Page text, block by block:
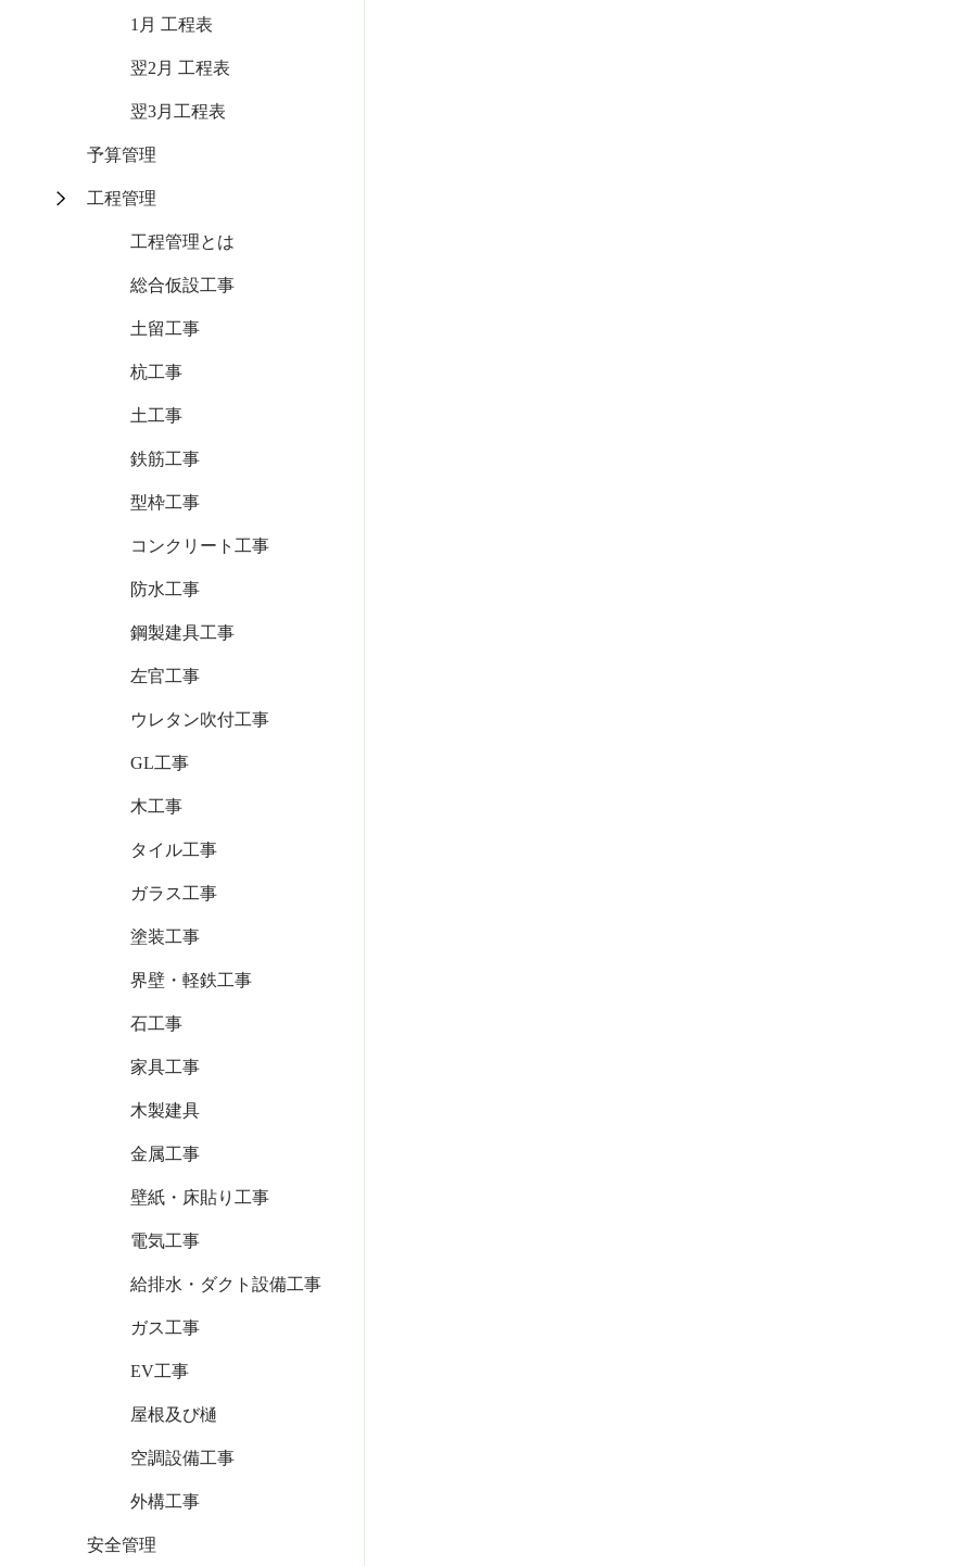
1月 工程表
翌2月 工程表
翌3月工程表
予算管理
工程管理
工程管理とは
総合仮設工事
土留工事
杭工事
土工事
鉄筋工事
型枠工事
コンクリート工事
防水工事
鋼製建具工事
左官工事
ウレタン吹付工事
GL工事
木工事
タイル工事
ガラス工事
塗装工事
界壁・軽鉄工事
石工事
家具工事
木製建具
金属工事
壁紙・床貼り工事
電気工事
給排水・ダクト設備工事
ガス工事
EV工事
屋根及び樋
空調設備工事
外構工事
安全管理